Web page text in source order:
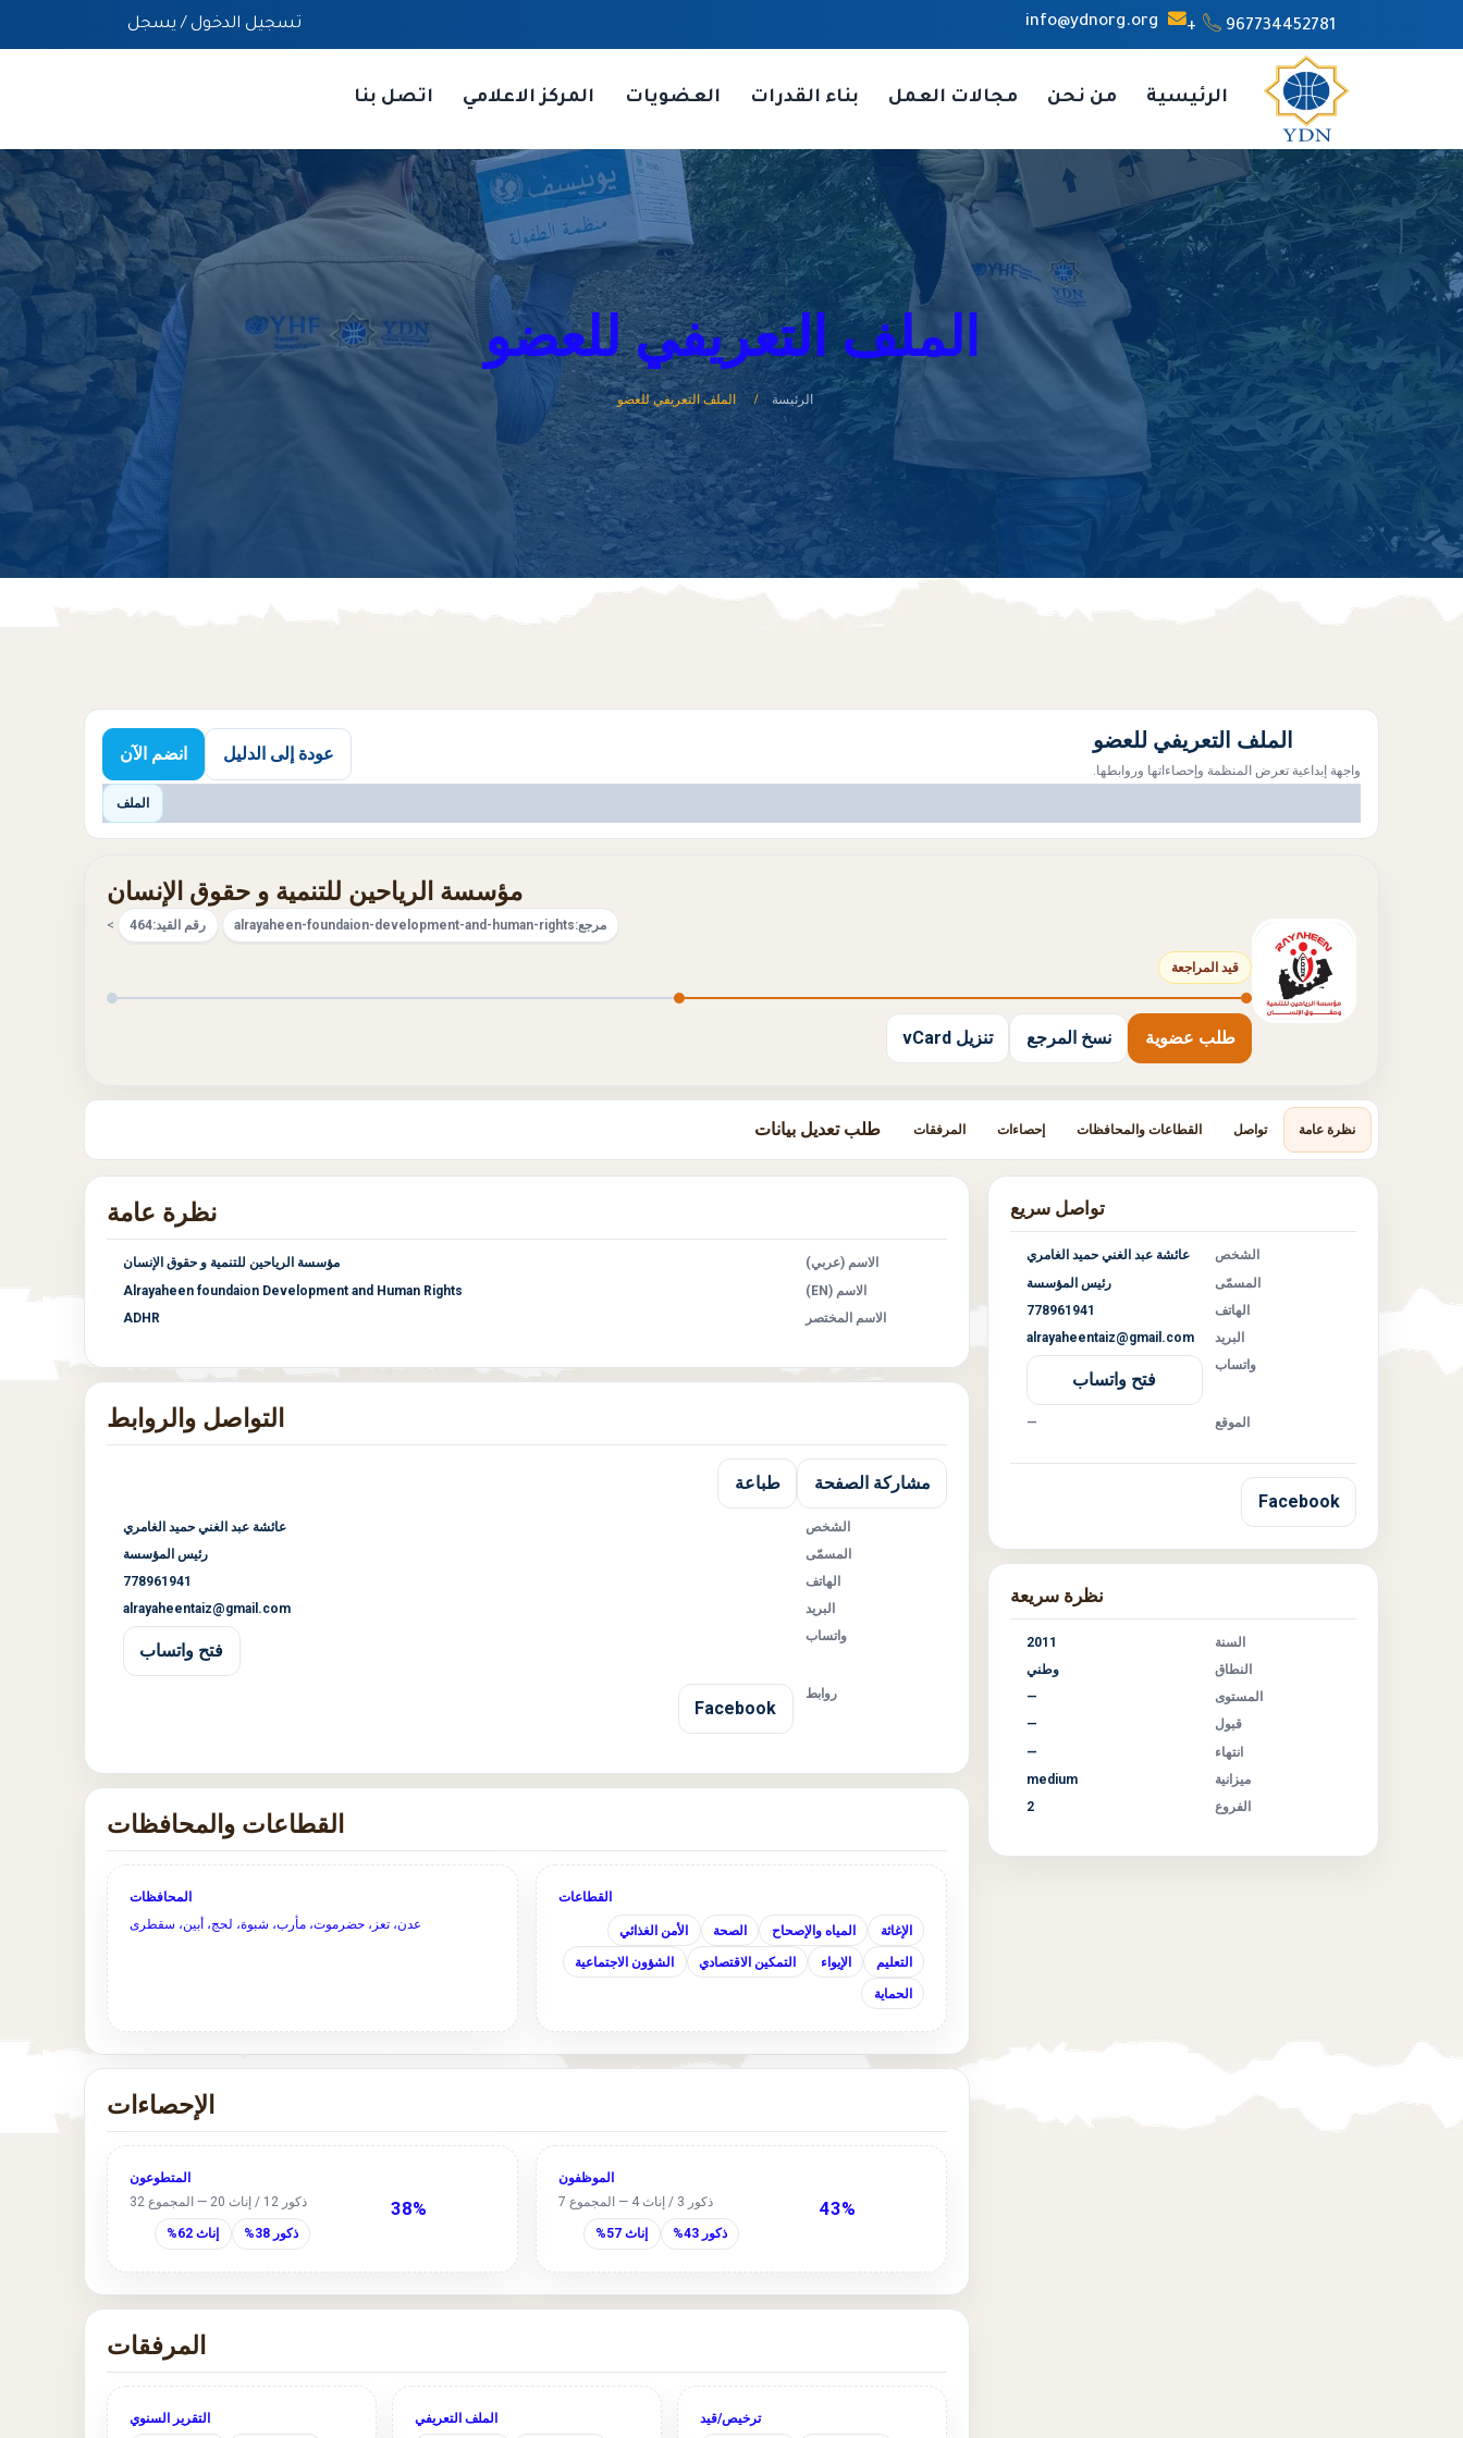
967734452781+
info@ydnorg.org تسجيل الدخول / يسجل
الرئيسية من نحن مجالات العمل بناء القدرات العضويات المركز الاعلامي اتصل بنا
الملف التعريفي للعضو
الرئيسة الملف التعريفي للعضو
الملف التعريفي للعضو
واجهة إبداعية تعرض المنظمة وإحصاءاتها وروابطها.
عودة إلى الدليل انضم الآن
الملف
مؤسسة الرياحين للتنمية و حقوق الإنسان
مرجع:alrayaheen-foundaion-development-and-human-rights رقم القيد:464
>
قيد المراجعة
طلب عضوية نسخ المرجع تنزيل vCard
نظرة عامة تواصل القطاعات والمحافظات إحصاءات المرفقات طلب تعديل بيانات
تواصل سريع
الشخص
عائشة عبد الغني حميد الغامري
المسمّى
رئيس المؤسسة
الهاتف
778961941
البريد
alrayaheentaiz@gmail.com
واتساب
فتح واتساب
الموقع —
Facebook
نظرة سريعة
السنة
2011
النطاق
وطني
المستوى
—
قبول
—
انتهاء
—
ميزانية
medium
الفروع
2
نظرة عامة
الاسم (عربي)
مؤسسة الرياحين للتنمية و حقوق الإنسان
الاسم (EN)
Alrayaheen foundaion Development and Human Rights
الاسم المختصر
ADHR
التواصل والروابط
مشاركة الصفحة طباعة
الشخص
عائشة عبد الغني حميد الغامري
المسمّى
رئيس المؤسسة
الهاتف
778961941
البريد
alrayaheentaiz@gmail.com
واتساب
فتح واتساب
روابط
Facebook
القطاعات والمحافظات
القطاعات
الإغاثة المياه والإصحاح الصحة الأمن الغذائي
التعليم الإيواء التمكين الاقتصادي الشؤون الاجتماعية
الحماية
المحافظات
عدن، تعز، حضرموت، مأرب، شبوة، لحج، أبين، سقطرى
الإحصاءات
43%
الموظفون
ذكور 3 / إناث 4 — المجموع 7
ذكور 43% إناث 57%
38%
المتطوعون
ذكور 12 / إناث 20 — المجموع 32
ذكور 38% إناث 62%
المرفقات
ترخيص/قيد الملف التعريفي التقرير السنوي